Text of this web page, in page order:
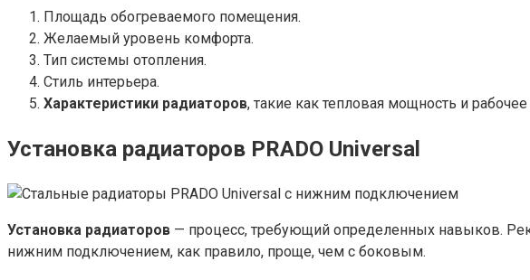
Площадь обогреваемого помещения.
Желаемый уровень комфорта.
Тип системы отопления.
Стиль интерьера.
Характеристики радиаторов, такие как тепловая мощность и
Установка радиаторов PRADO Universal
Установка радиаторов — процесс, требующий определенных навыков.
нижним подключением, как правило, проще, чем с боковым.